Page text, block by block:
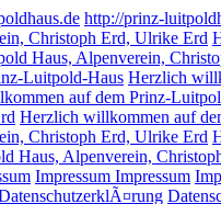
http://prinz-
Christoph Erd, Ulrike Erd
Haus, Alpenverein,
Luitpold-Haus Herzlich
auf dem Prinz-
Herzlich willkommen auf
Christoph Erd, Ulrike Erd
Haus, Alpenverein,
Impressum Impressum